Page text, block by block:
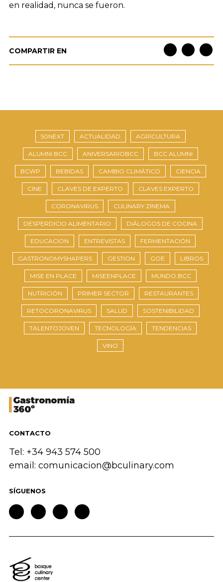
en realidad, nunca se fueron.
COMPARTIR EN
50NEXT ACTUALIDAD AGRICULTURA
ALUMNI BCC ANIVERSARIOBCC BCC ALUMNI
BCWP BEBIDAS CAMBIO CLIMÁTICO CIENCIA
CINE CLAVES DE EXPERTO CLAVES EXPERTO
CORONAVIRUS CULINARY ZINEMA
DESPERDICIO ALIMENTARIO DIÁLOGOS DE COCINA
EDUCACION ENTREVISTAS FERMENTACIÓN
GASTRONOMYSHAPERS GESTION GOE LIBROS
MISE EN PLACE MISEENPLACE MUNDO.BCC
NUTRICIÓN PRIMER SECTOR RESTAURANTES
RETOCORONAVIRUS SALUD SOSTENIBILIDAD
TALENTOJOVEN TECNOLOGÍA TENDENCIAS
VINO
CONTACTO
Tel: +34 943 574 500
email: comunicacion@bculinary.com
SÍGUENOS